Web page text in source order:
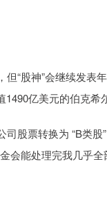
“股神”会继续发表
亿美元的伯克希
股票转换为 “B类
会能处理完我几乎